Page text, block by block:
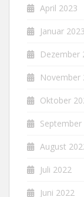
April 2023
Januar 2023
Dezember
November
Oktober
September
August
Juli 2022
Juni 2022